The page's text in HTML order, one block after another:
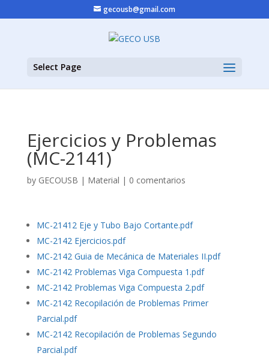
gecousb@gmail.com
Select Page
Ejercicios y Problemas
(MC-2141)
by GECOUSB | Material | 0 comentarios
MC-21412 Eje y Tubo Bajo Cortante.pdf
MC-2142 Ejercicios.pdf
MC-2142 Guia de Mecánica de Materiales II.pdf
MC-2142 Problemas Viga Compuesta 1.pdf
MC-2142 Problemas Viga Compuesta 2.pdf
MC-2142 Recopilación de Problemas Primer
Parcial.pdf
MC-2142 Recopilación de Problemas Segundo
Parcial.pdf